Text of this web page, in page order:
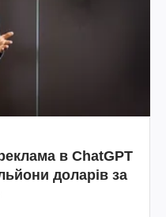
в ChatGPT
доларів за